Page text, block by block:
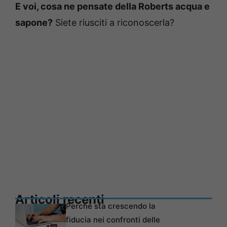
E voi, cosa ne pensate della Roberts acqua e
sapone? Siete riusciti a riconoscerla?
Articoli recentiPerché sta crescendo la
fiducia nei confronti delle